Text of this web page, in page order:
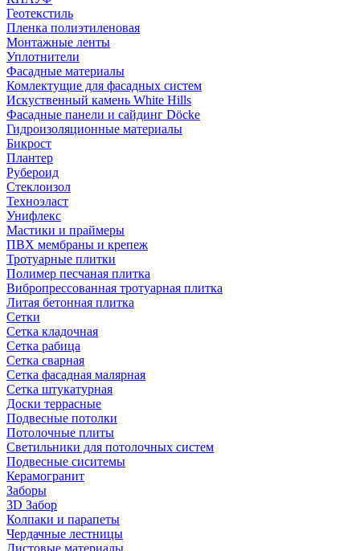
Геотекстиль
Пленка полиэтиленовая
Монтажные ленты
Уплотнители
Фасадные материалы
Комлектущие для фасадных систем
Искуственный камень White Hills
Фасадные панели и сайдинг Döcke
Гидроизоляционные материалы
Бикрост
Плантер
Рубероид
Стеклоизол
Техноэласт
Унифлекс
Мастики и праймеры
ПВХ мембраны и крепеж
Тротуарные плитки
Полимер песчаная плитка
Вибропрессованная тротуарная плитка
Литая бетонная плитка
Сетки
Сетка кладочная
Сетка рабица
Сетка сварная
Сетка фасадная малярная
Сетка штукатурная
Доски террасные
Подвесные потолки
Потолочные плиты
Светильники для потолочных систем
Подвесные сиситемы
Керамогранит
Заборы
3D Забор
Колпаки и парапеты
Чердачные лестницы
Листовые материалы